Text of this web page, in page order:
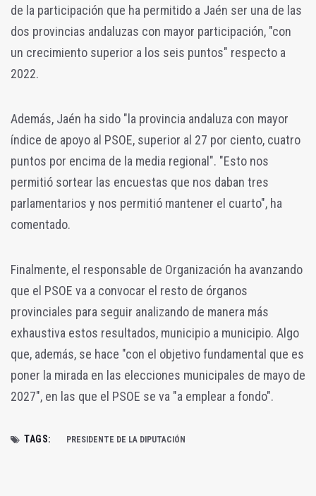
de la participación que ha permitido a Jaén ser una de las
dos provincias andaluzas con mayor participación, "con
un crecimiento superior a los seis puntos" respecto a
2022.
Además, Jaén ha sido "la provincia andaluza con mayor
índice de apoyo al PSOE, superior al 27 por ciento, cuatro
puntos por encima de la media regional". "Esto nos
permitió sortear las encuestas que nos daban tres
parlamentarios y nos permitió mantener el cuarto", ha
comentado.
Finalmente, el responsable de Organización ha avanzando
que el PSOE va a convocar el resto de órganos
provinciales para seguir analizando de manera más
exhaustiva estos resultados, municipio a municipio. Algo
que, además, se hace "con el objetivo fundamental que es
poner la mirada en las elecciones municipales de mayo de
2027", en las que el PSOE se va "a emplear a fondo".
TAGS: PRESIDENTE DE LA DIPUTACIÓN